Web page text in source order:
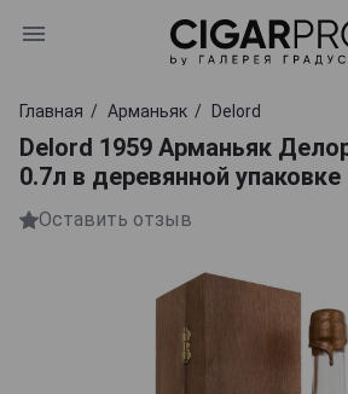
Главная Арманьяк Delord
Delord 1959 Арманьяк
0.7л в деревянной упаковке
Оставить отзыв